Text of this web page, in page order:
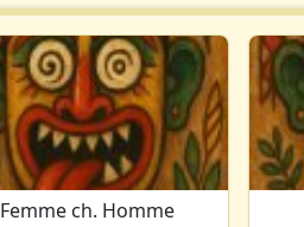
Femme ch. Homme